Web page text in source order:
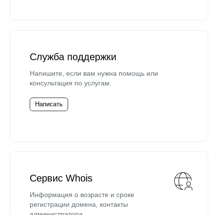
Служба поддержки
Напишите, если вам нужна помощь или
консультация по услугам.
Написать
Сервис Whois
Информация о возрасте и сроке
регистрации домена, контакты